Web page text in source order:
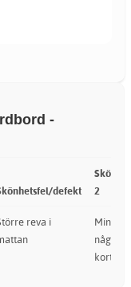
-
defekt
2
reva i
Mindre
någon